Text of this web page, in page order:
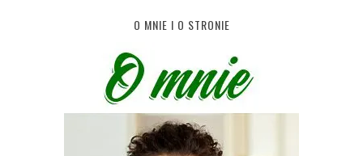
O MNIE I O STRONIE